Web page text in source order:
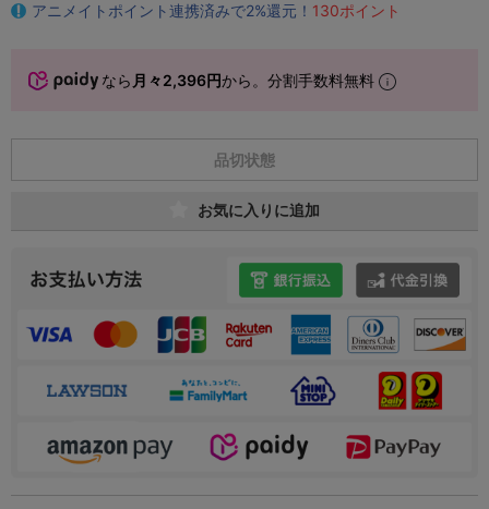
アニメイトポイント連携済みで2%還元！ 130ポイント
なら 月々2,396円から。分割手数料無料
品切状態
お気に入りに追加